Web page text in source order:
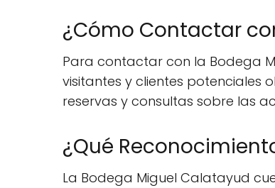
¿Cómo Contactar
Para contactar con la Bodega
visitantes y clientes potenciales
reservas y consultas sobre las
¿Qué
La Bodega Miguel Calatayud